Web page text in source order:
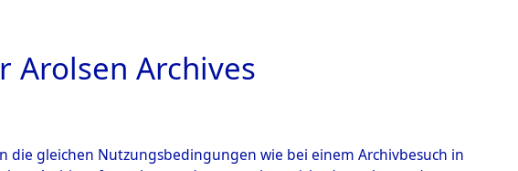
BILD
Arolsen Archives
die gleichen Nutzungsbedingungen wie bei einem Archivbesuch in